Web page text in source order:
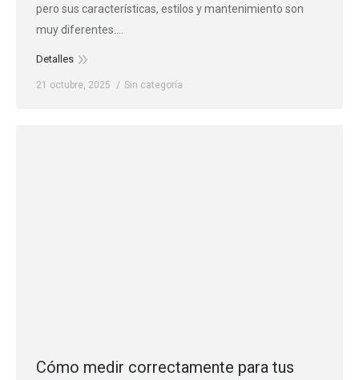
pero sus características, estilos y mantenimiento son
muy diferentes.…
Detalles
21 octubre, 2025 Sin categoría
Cómo medir correctamente para tus